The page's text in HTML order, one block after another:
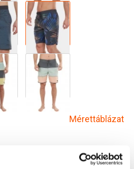
Mérettáblázat